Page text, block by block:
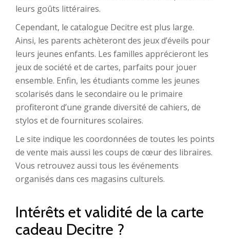
leurs goûts littéraires.
Cependant, le catalogue Decitre est plus large.
Ainsi, les parents achèteront des jeux d’éveils pour
leurs jeunes enfants. Les familles apprécieront les
jeux de société et de cartes, parfaits pour jouer
ensemble. Enfin, les étudiants comme les jeunes
scolarisés dans le secondaire ou le primaire
profiteront d’une grande diversité de cahiers, de
stylos et de fournitures scolaires.
Le site indique les coordonnées de toutes les points
de vente mais aussi les coups de cœur des libraires.
Vous retrouvez aussi tous les événements
organisés dans ces magasins culturels.
Intérêts et validité de la carte
cadeau Decitre ?